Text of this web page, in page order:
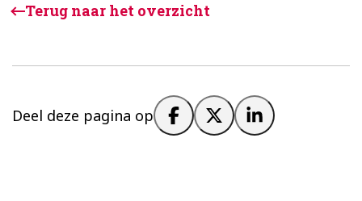
Terug naar het overzicht
Deel deze pagina op